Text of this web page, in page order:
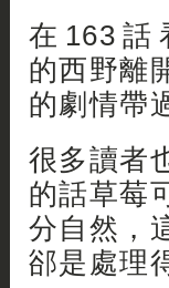
在 163 話
的西野離
的劇情帶
很多讀者
的話草莓
分自然，
郤是處理